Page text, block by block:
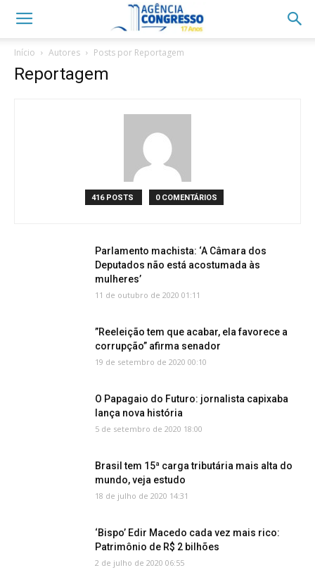
Início Autores Posts por Reportagem
Reportagem
416 POSTS 0 COMENTÁRIOS
Parlamento machista: ‘A Câmara dos
Deputados não está acostumada às
mulheres’
11 de outubro de 2020 01:11
”Reeleição tem que acabar, ela favorece a
corrupção” afirma senador
19 de setembro de 2020 00:10
O Papagaio do Futuro: jornalista capixaba
lança nova história
5 de setembro de 2020 18:00
Brasil tem 15ª carga tributária mais alta do
mundo, veja estudo
18 de julho de 2020 14:31
‘Bispo’ Edir Macedo cada vez mais rico:
Patrimônio de R$ 2 bilhões
2 de julho de 2020 06:55